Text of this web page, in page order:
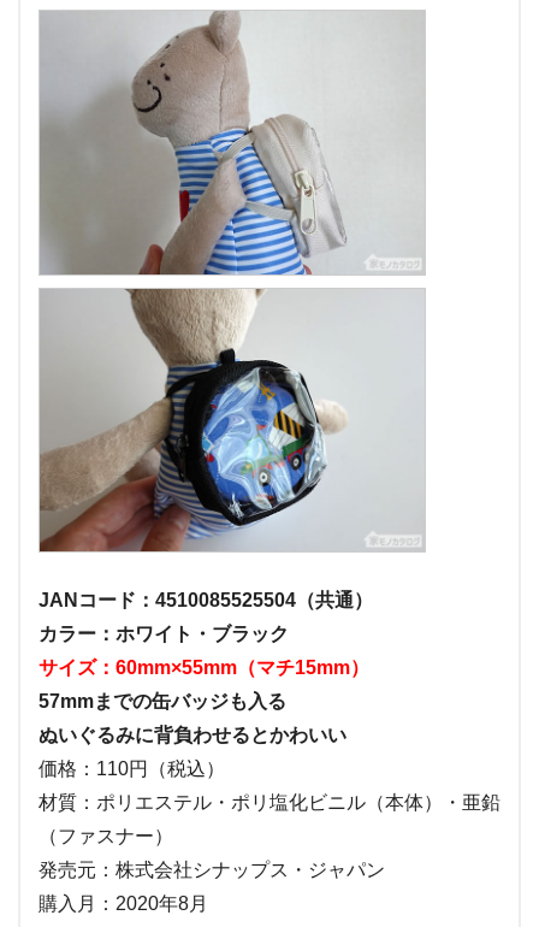
JANコード：4510085525504（共通）
カラー：ホワイト・ブラック
サイズ：60mm×55mm（マチ15mm）
57mmまでの缶バッジも入る
ぬいぐるみに背負わせるとかわいい
価格：110円（税込）
材質：ポリエステル・ポリ塩化ビニル（本体）・亜鉛
（ファスナー）
発売元：株式会社シナップス・ジャパン
購入月：2020年8月